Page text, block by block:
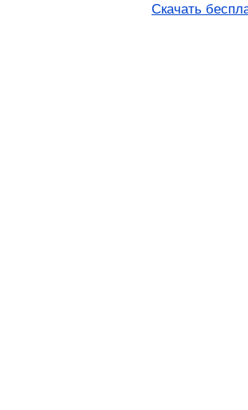
Скачать